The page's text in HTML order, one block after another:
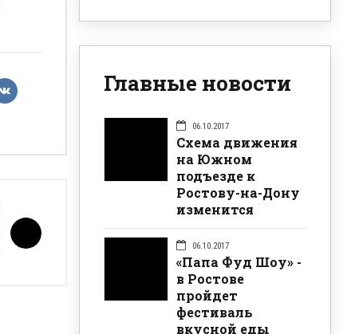
Главные новости
06.10.2017
Схема движения
на Южном
подъезде к
Ростову-на-Дону
изменится
06.10.2017
«Папа Фуд Шоу» -
в Ростове
пройдет
фестиваль
вкусной еды